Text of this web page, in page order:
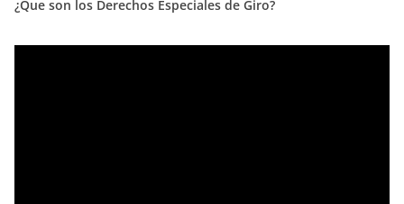
¿Que son los Derechos Especiales de Giro?